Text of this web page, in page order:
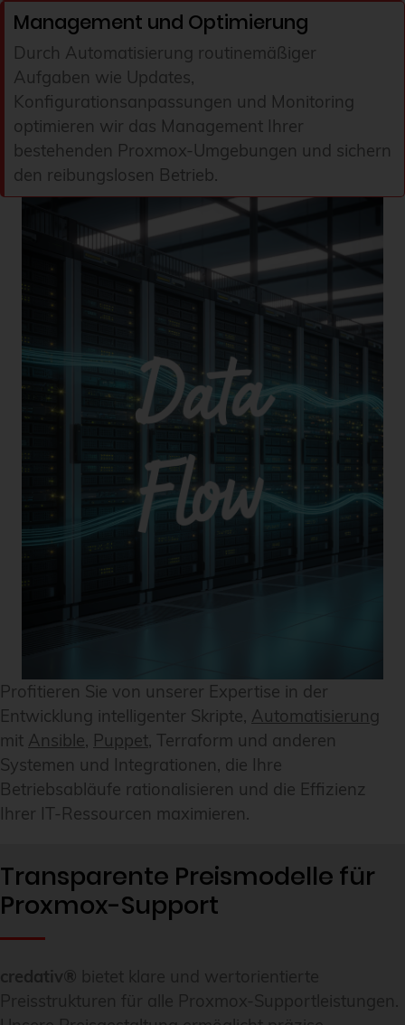
Management und Optimierung
Durch Automatisierung routinemäßiger
Aufgaben wie Updates,
Konfigurationsanpassungen und Monitoring
optimieren wir das Management Ihrer
bestehenden Proxmox-Umgebungen und sichern
den reibungslosen Betrieb.
Profitieren Sie von unserer Expertise in der
Entwicklung intelligenter Skripte, Automatisierung
mit Ansible, Puppet, Terraform und anderen
Systemen und Integrationen, die Ihre
Betriebsabläufe rationalisieren und die Effizienz
Ihrer IT-Ressourcen maximieren.
Transparente Preismodelle für
Proxmox-Support
credativ® bietet klare und wertorientierte
Preisstrukturen für alle Proxmox-Supportleistungen.